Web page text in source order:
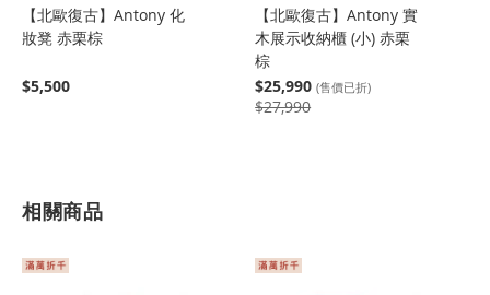
【北歐復古】Antony 化
妝凳 赤栗棕
$5,500
【北歐復古】Antony 實
木展示收納櫃 (小) 赤栗
棕
$25,990 (售價已折)
$27,990
相關商品